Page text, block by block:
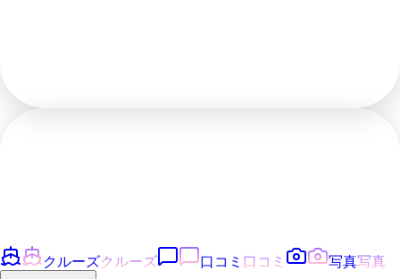
クルーズクルーズ 口コミ 口コミ 写真写真